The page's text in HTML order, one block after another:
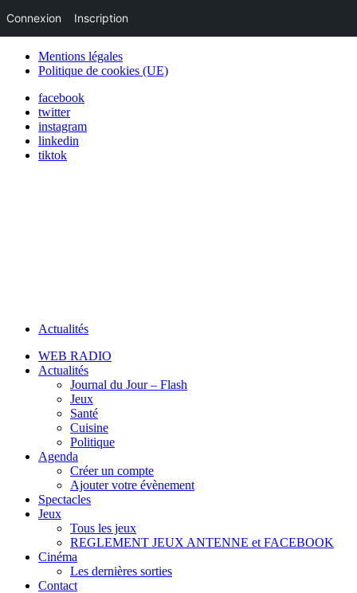
Mentions légales
Politique de cookies (UE)
facebook
twitter
instagram
linkedin
tiktok
Actualités
WEB RADIO
Actualités
Journal du Jour – Flash
Jeux
Santé
Cuisine
Politique
Agenda
Créer un compte
Ajouter votre évènement
Spectacles
Jeux
Tous les jeux
REGLEMENT JEUX ANTENNE et FACEBOOK
Cinéma
Les dernières sorties
Contact
Connexion Inscription